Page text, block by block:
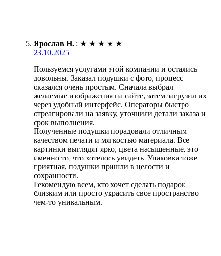
Ярослав Н. : ★ ★ ★ ★ ★
23.10.2025
Пользуемся услугами этой компании и остались
довольны. Заказал подушки с фото, процесс
оказался очень простым. Сначала выбрал
желаемые изображения на сайте, затем загрузил их
через удобный интерфейс. Операторы быстро
отреагировали на заявку, уточнили детали заказа и
срок выполнения.
Полученные подушки порадовали отличным
качеством печати и мягкостью материала. Все
картинки выглядят ярко, цвета насыщенные, это
именно то, что хотелось увидеть. Упаковка тоже
приятная, подушки пришли в целости и
сохранности.
Рекомендую всем, кто хочет сделать подарок
близким или просто украсить свое пространство
чем-то уникальным.